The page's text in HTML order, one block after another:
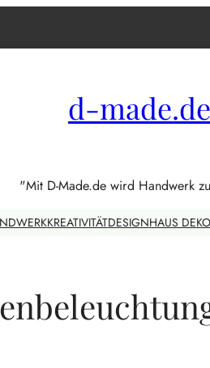
d-made.de
"Mit D-Made.de wird Handwerk
KREATIVITÄTDESIGNHAUS